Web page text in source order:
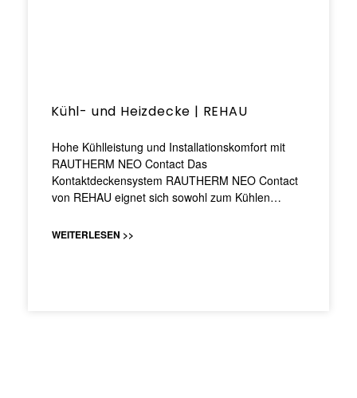
Kühl- und Heizdecke | REHAU
Hohe Kühlleistung und Installationskomfort mit
RAUTHERM NEO Contact Das
Kontaktdeckensystem RAUTHERM NEO Contact
von REHAU eignet sich sowohl zum Kühlen…
WEITERLESEN >>